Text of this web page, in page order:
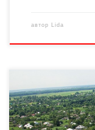
автор Lida
Із Леонідом Душею,
Батурин, нудно не